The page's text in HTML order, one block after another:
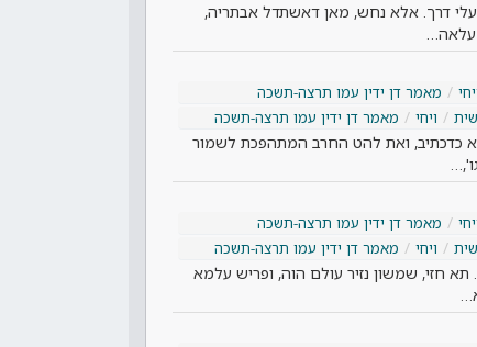
דרך. אלא נחש, מאן דאשתדל אבתריה,
עלאה…
מאמר דן ידין עמו תרצה-תשכה
ויחי מאמר דן ידין עמו תרצה-תשכה
כדכתיב, ואת להט החרב המתהפכת לשמור
מאמר דן ידין עמו תרצה-תשכה
ויחי מאמר דן ידין עמו תרצה-תשכה
חזי, שמשון נזיר עולם הוה, ופריש עלמא